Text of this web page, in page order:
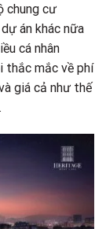
chung cư
án khác nữa
cá nhân
thắc mắc về phí
giá cả như thế